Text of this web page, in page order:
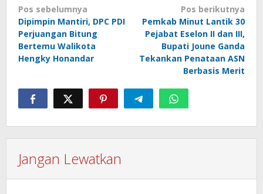
Navigasi
pos
Pos sebelumnya
Dipimpin Mantiri, DPC PDI
Perjuangan Bitung
Bertemu Walikota
Hengky Honandar
Pos berikutnya
Pemkab Minut Lantik 30
Pejabat Eselon II dan III,
Bupati Joune Ganda
Tekankan Penataan ASN
Berbasis Merit
Jangan Lewatkan